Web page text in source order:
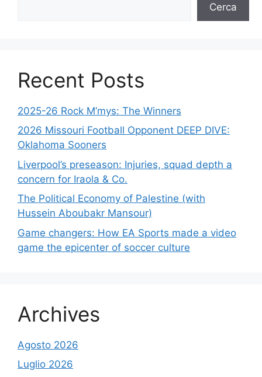
Cerca
Recent Posts
2025-26 Rock M’mys: The Winners
2026 Missouri Football Opponent DEEP DIVE:
Oklahoma Sooners
Liverpool’s preseason: Injuries, squad depth a
concern for Iraola & Co.
The Political Economy of Palestine (with
Hussein Aboubakr Mansour)
Game changers: How EA Sports made a video
game the epicenter of soccer culture
Archives
Agosto 2026
Luglio 2026